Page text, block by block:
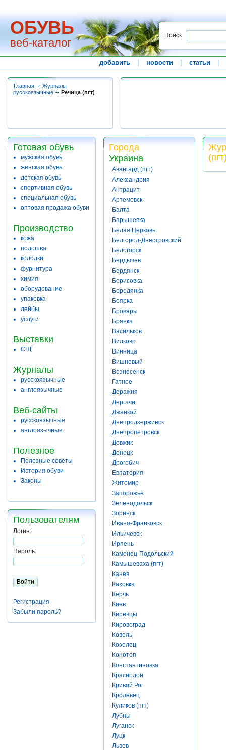
ОБУВЬ
веб-каталог
Поиск
добавить новости статьи
Главная
Журналы
русскоязычные
Речица (пгт)
Готовая обувь
мужская обувь
женская обувь
детская обувь
спортивная обувь
специальная обувь
оптовая продажа обуви
Производство
кожа
подошва
колодки
фурнитура
химия
оборудование
упаковка
лейбы
услуги
Выставки
СНГ
Журналы
русскоязычные
англоязычные
Веб-сайты
русскоязычные
англоязычные
Полезное
Полезные советы
История обуви
Законы
Пользователям
Логин:
Пароль:
Регистрация
Забыли пароль?
Города
Украина
Авангард (пгт)
Александрия
Антрацит
Артемовск
Балта
Барышевка
Белая Церковь
Белгород-Днестровский
Белогорск
Бердычев
Бердянск
Борисовка
Бородянка
Боярка
Бровары
Брянка
Васильков
Вилково
Винница
Вишневый
Вознесенск
Гатное
Деражня
Дергачи
Джанкой
Днепродзержинск
Днепропетровск
Довжик
Донецк
Дрогобич
Евпатория
Житомир
Запорожье
Зеленодольск
Зоринск
Ивано-Франковск
Ильичевск
Ирпень
Каменец-Подольский
Камышеваха (пгт)
Канев
Каховка
Керчь
Киев
Киревцы
Кировоград
Ковель
Козелец
Конотоп
Константиновка
Краснодон
Кривой Рог
Кролевец
Куликов (пгт)
Лубны
Луганск
Луцк
Львов